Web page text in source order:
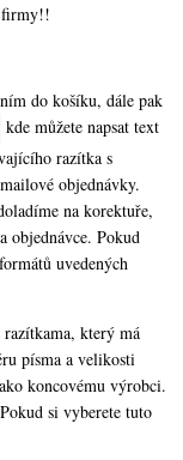
firmy!!
do košíku, dále pak
kde můžete napsat text
razítka s
objednávky.
na korektuře,
objednávce. Pokud
uvedených
razítkama, který má
písma a velikosti
koncovému výrobci.
si vyberete tuto